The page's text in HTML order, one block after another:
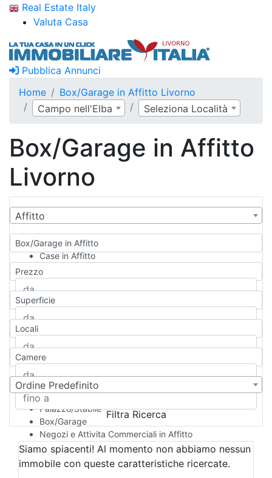
Real Estate Italy
Valuta Casa
Pubblica Annunci
Home
Box/Garage in Affitto Livorno
Campo nell'Elba
Seleziona Località
Box/Garage in Affitto
Livorno
Affitto
Box/Garage in Affitto
Case in Affitto
Qualsiasi
Appartamento
Casa indipendente
Casa Semi-indipendente
Attico/Mansarda
Rustico/Casale
Camera d'Albergo
Multiproprietà
Palazzo/Stabile
Box/Garage
Negozi e Attivita Commerciali in Affitto
Qualsiasi
Attività/Licenza Commerciale
Azienda Agricola
Prezzo
Superficie
Locali
Camere
Ordine Predefinito
Filtra Ricerca
Siamo spiacenti! Al momento non abbiamo nessun
immobile con queste caratteristiche ricercate.